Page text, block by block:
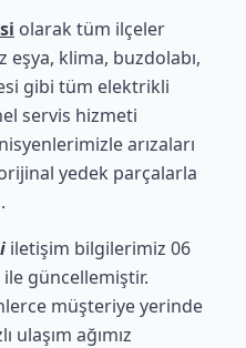
olarak tüm ilçeler
klima, buzdolabı,
gibi tüm elektrikli
servis hizmeti
arızaları
yedek parçalarla
iletişim bilgilerimiz 06
güncellemiştir.
müşteriye yerinde
ulaşım ağımız